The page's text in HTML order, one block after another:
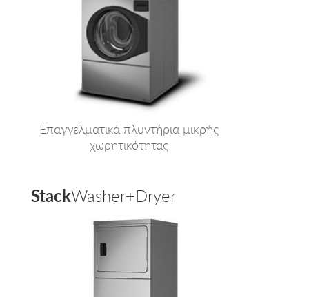
Επαγγελματικά πλυντήρια μικρής
χωρητικότητας
StackWasher+Dryer